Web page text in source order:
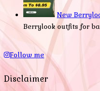
New
Berrylook outfits for
Follow me
Disclaimer